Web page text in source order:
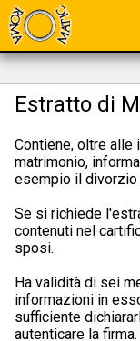
Estratto di
Contiene, oltre
matrimonio,
esempio il divorzio
Se si richiede
contenuti nel
sposi.
Ha validità di sei
informazioni in
sufficiente
autenticare la